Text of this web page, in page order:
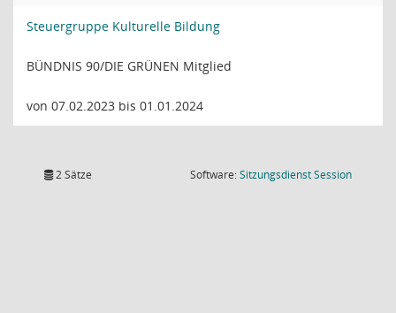
Steuergruppe Kulturelle Bildung
BÜNDNIS 90/DIE GRÜNEN Mitglied
von 07.02.2023 bis 01.01.2024
2 Sätze Software:SitzungsdienstSession(Wird in